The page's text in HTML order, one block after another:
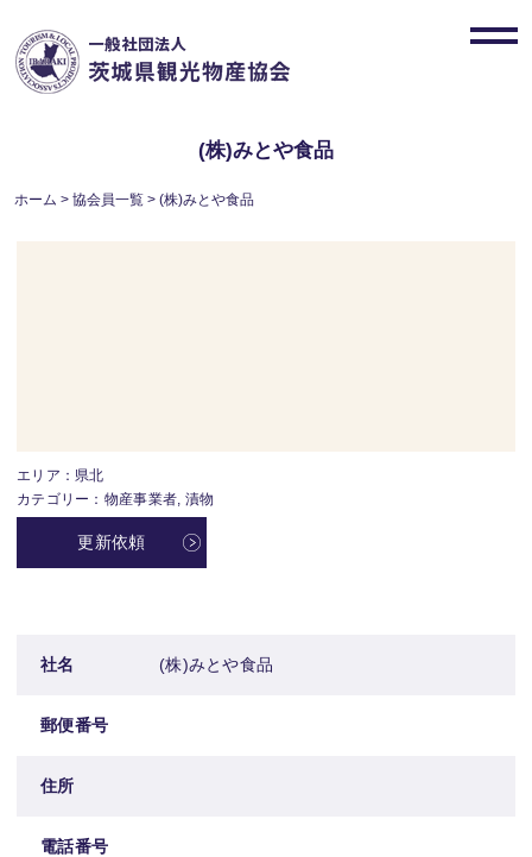
content
(株)みとや食品
ホーム >協会員一覧 >(株)みとや食品
エリア：県北
カテゴリー：物産事業者, 漬物
更新依頼
社名 (株)みとや食品
郵便番号
住所
電話番号